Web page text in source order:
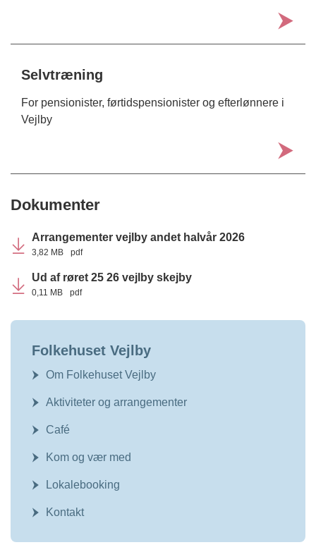
Selvtræning
For pensionister, førtidspensionister og efterlønnere i
Vejlby
Dokumenter
Arrangementer vejlby andet halvår 2026
3,82 MB pdf
Ud af røret 25 26 vejlby skejby
0,11 MB pdf
Folkehuset Vejlby
Om Folkehuset Vejlby
Aktiviteter og arrangementer
Café
Kom og vær med
Lokalebooking
Kontakt